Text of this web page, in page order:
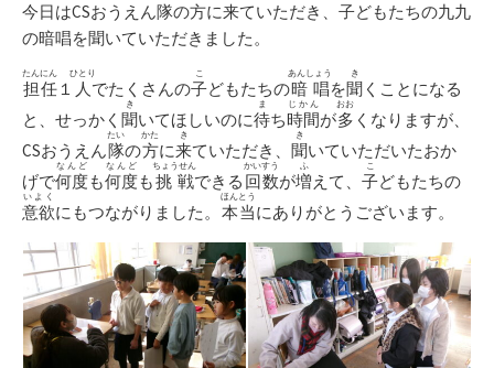
今日はCSおうえん隊の方に来ていただき、子どもたちの九九
の暗唱を聞いていただきました。
担任
たんにん
１ 人
ひとり
でたくさんの子
こ
どもたちの暗唱
あんしょう
を聞
き
くことになる
と、せっかく 聞
き
いてほしいのに待
ま
ち時間
じかん
が多
おお
くなりますが、
CSおうえん隊
たい
の方
かた
に来
き
ていただき、 聞
き
いていただいたおか
げで何度
なんど
も何度
なんど
も挑戦
ちょうせん
できる 回数
かいすう
が増
ふ
えて、 子
こ
どもたちの
意欲
いよく
にもつながりました。 本当
ほんとう
にありがとうございます。